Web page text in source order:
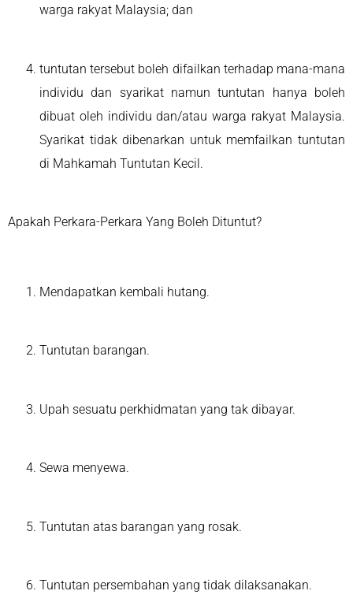
warga rakyat Malaysia; dan
tuntutan tersebut boleh difailkan terhadap mana-mana
individu dan syarikat namun tuntutan hanya boleh
dibuat oleh individu dan/atau warga rakyat Malaysia.
Syarikat tidak dibenarkan untuk memfailkan tuntutan
di Mahkamah Tuntutan Kecil.
Apakah Perkara-Perkara Yang Boleh Dituntut?
Mendapatkan kembali hutang.
Tuntutan barangan.
Upah sesuatu perkhidmatan yang tak dibayar.
Sewa menyewa.
Tuntutan atas barangan yang rosak.
Tuntutan persembahan yang tidak dilaksanakan.